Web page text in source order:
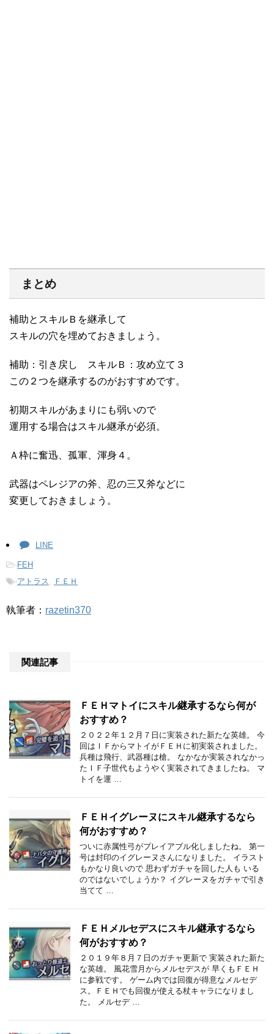
まとめ
補助とスキルＢを継承して
スキルの穴を埋めておきましょう。
補助：引き戻し スキルＢ：攻め立て３
この２つを継承するのがおすすめです。
初期スキルがあまりにも弱いので
運用する場合はスキル継承が必須。
Ａ枠に奮迅、孤軍、渾身４。
武器はペレジアの斧、忍の三又斧などに
変更しておきましょう。
LINE
-FEH
-アトラス, ＦＥＨ
執筆者： razetin370
関連記事
ＦＥＨマトイにスキル継承するなら何が
おすすめ？
２０２２年１２月７日に実装された新たな英雄。 今
回はＩＦからマトイがＦＥＨに初実装されました。
兵種は飛行、武器種は槍。 なかなか実装されなかっ
たＩＦ子世代もようやく実装されてきましたね。 マ
トイを運 …
ＦＥＨイグレーヌにスキル継承するなら
何がおすすめ？
ついに赤属性弓がプレイアブル化しましたね。 第一
号は封印のイグレーヌさんになりました。 イラスト
もかなり良いので 思わずガチャを回した人も いる
のではないでしょうか？ イグレーヌをガチャで引き
当てて …
ＦＥＨメルセデスにスキル継承するなら
何がおすすめ？
２０１９年８月７日のガチャ更新で 実装された新た
な英雄。 風花雪月からメルセデスが 早くもＦＥＨ
に参戦です。 ゲーム内では回復が得意なメルセデ
ス。ＦＥＨでも回復が使える杖キャラになりまし
た。 メルセデ …